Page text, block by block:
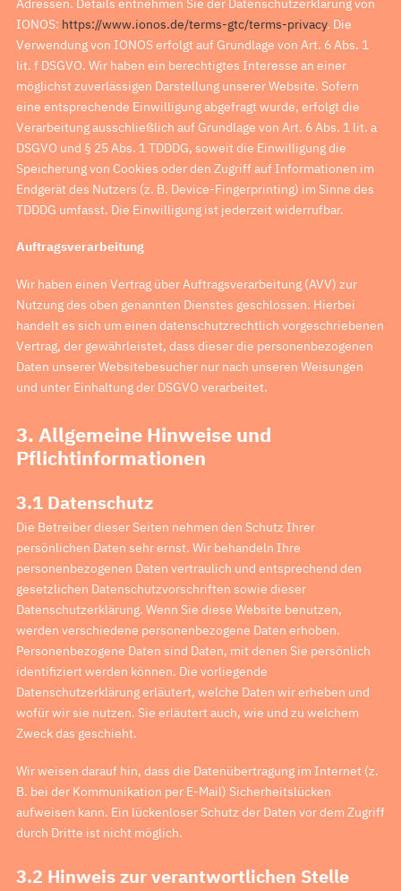
Adressen. Details entnehmen Sie der Datenschutzerklärung von
IONOS: https://www.ionos.de/terms-gtc/terms-privacy. Die
Verwendung von IONOS erfolgt auf Grundlage von Art. 6 Abs. 1
lit. f DSGVO. Wir haben ein berechtigtes Interesse an einer
möglichst zuverlässigen Darstellung unserer Website. Sofern
eine entsprechende Einwilligung abgefragt wurde, erfolgt die
Verarbeitung ausschließlich auf Grundlage von Art. 6 Abs. 1 lit. a
DSGVO und § 25 Abs. 1 TDDDG, soweit die Einwilligung die
Speicherung von Cookies oder den Zugriff auf Informationen im
Endgerät des Nutzers (z. B. Device-Fingerprinting) im Sinne des
TDDDG umfasst. Die Einwilligung ist jederzeit widerrufbar.
Auftragsverarbeitung
Wir haben einen Vertrag über Auftragsverarbeitung (AVV) zur
Nutzung des oben genannten Dienstes geschlossen. Hierbei
handelt es sich um einen datenschutzrechtlich vorgeschriebenen
Vertrag, der gewährleistet, dass dieser die personenbezogenen
Daten unserer Websitebesucher nur nach unseren Weisungen
und unter Einhaltung der DSGVO verarbeitet.
3. Allgemeine Hinweise und
Pflichtinformationen
3.1 Datenschutz
Die Betreiber dieser Seiten nehmen den Schutz Ihrer
persönlichen Daten sehr ernst. Wir behandeln Ihre
personenbezogenen Daten vertraulich und entsprechend den
gesetzlichen Datenschutzvorschriften sowie dieser
Datenschutzerklärung. Wenn Sie diese Website benutzen,
werden verschiedene personenbezogene Daten erhoben.
Personenbezogene Daten sind Daten, mit denen Sie persönlich
identifiziert werden können. Die vorliegende
Datenschutzerklärung erläutert, welche Daten wir erheben und
wofür wir sie nutzen. Sie erläutert auch, wie und zu welchem
Zweck das geschieht.
Wir weisen darauf hin, dass die Datenübertragung im Internet (z.
B. bei der Kommunikation per E-Mail) Sicherheitslücken
aufweisen kann. Ein lückenloser Schutz der Daten vor dem Zugriff
durch Dritte ist nicht möglich.
3.2 Hinweis zur verantwortlichen Stelle